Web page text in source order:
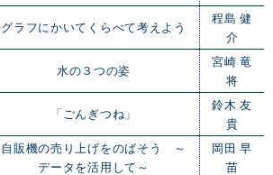
グラフにかいてくらべて考えよう
程島 健
介
水の３つの姿
宮崎 竜
将
「ごんぎつね」
鈴木 友
貴
自販機の売り上げをのばそう ～
データを活用して～
岡田 早
苗